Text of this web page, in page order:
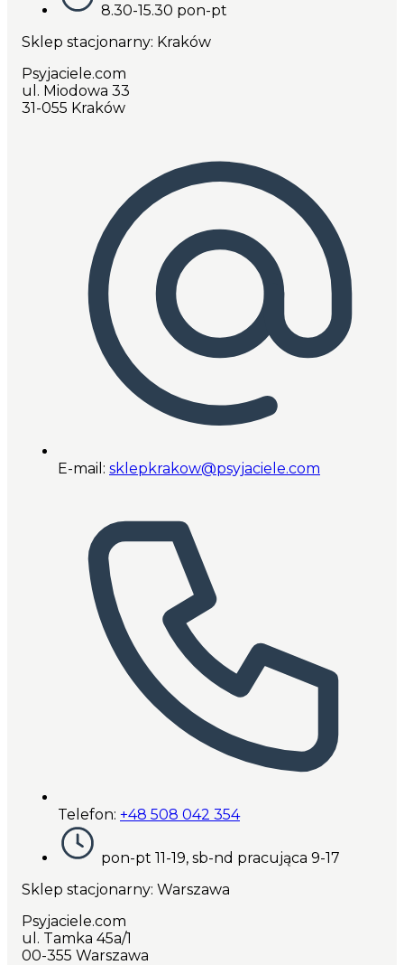
8.30-15.30 pon-pt
Sklep stacjonarny: Kraków
Psyjaciele.com
ul. Miodowa 33
31-055 Kraków
E-mail: sklepkrakow@psyjaciele.com
Telefon: +48 508 042 354
pon-pt 11-19, sb-nd pracująca 9-17
Sklep stacjonarny: Warszawa
Psyjaciele.com
ul. Tamka 45a/1
00-355 Warszawa